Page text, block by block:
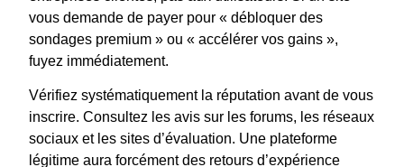
vous demande de payer pour « débloquer des
sondages premium » ou « accélérer vos gains »,
fuyez immédiatement.
Vérifiez systématiquement la réputation avant de vous
inscrire. Consultez les avis sur les forums, les réseaux
sociaux et les sites d’évaluation. Une plateforme
légitime aura forcément des retours d’expérience